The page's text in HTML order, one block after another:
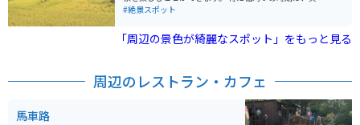
に染まる棚田の絶景を見ることができてオススメ。宮城
です。
#絶景スポット
「周辺の景色が綺麗なスポット」をもっと見る
周辺のレストラン・カフェ
馬車路